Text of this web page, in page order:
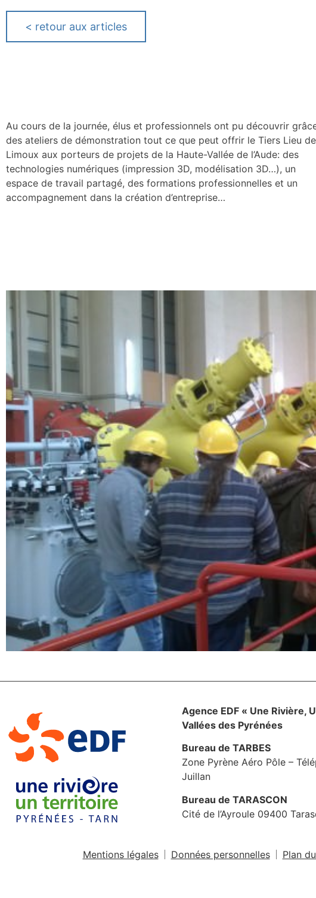
< retour aux articles
Au cours de la journée, élus et professionnels ont pu découvrir
des ateliers de démonstration tout ce que peut offrir le Tiers Lieu de
Limoux aux porteurs de projets de la Haute-Vallée de l’Aude: des
technologies numériques (impression 3D, modélisation 3D…), un
espace de travail partagé, des formations professionnelles et un
accompagnement dans la création d’entreprise…
Agence EDF « Une Rivière,
Vallées des Pyrénées
Bureau de TARBES
Zone Pyrène Aéro Pôle –
Juillan
Bureau de TARASCON
Cité de l’Ayroule 09400
Mentions légales Données personnelles Plan